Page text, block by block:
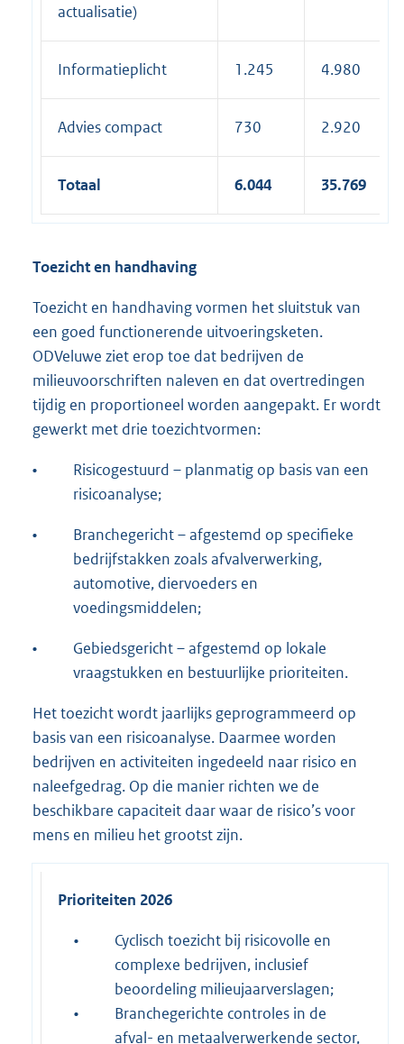
actualisatie)
Informatieplicht 1.245 4.980
Advies compact 730 2.920
Totaal 6.044 35.769
Toezicht en handhaving
Toezicht en handhaving vormen het sluitstuk van
een goed functionerende uitvoeringsketen.
ODVeluwe ziet erop toe dat bedrijven de
milieuvoorschriften naleven en dat overtredingen
tijdig en proportioneel worden aangepakt. Er wordt
gewerkt met drie toezichtvormen:
•
Risicogestuurd – planmatig op basis van een
risicoanalyse;
•
Branchegericht – afgestemd op specifieke
bedrijfstakken zoals afvalverwerking,
automotive, diervoeders en
voedingsmiddelen;
•
Gebiedsgericht – afgestemd op lokale
vraagstukken en bestuurlijke prioriteiten.
Het toezicht wordt jaarlijks geprogrammeerd op
basis van een risicoanalyse. Daarmee worden
bedrijven en activiteiten ingedeeld naar risico en
naleefgedrag. Op die manier richten we de
beschikbare capaciteit daar waar de risico’s voor
mens en milieu het grootst zijn.
Prioriteiten 2026
•
Cyclisch toezicht bij risicovolle en
complexe bedrijven, inclusief
beoordeling milieujaarverslagen;
•
Branchegerichte controles in de
afval- en metaalverwerkende sector,